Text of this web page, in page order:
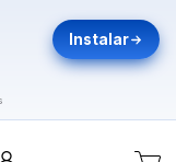
Instalar